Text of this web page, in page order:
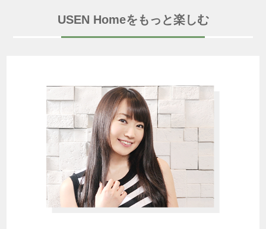
USEN Homeをもっと楽しむ